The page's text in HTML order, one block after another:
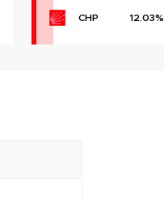
CHP 12.03%